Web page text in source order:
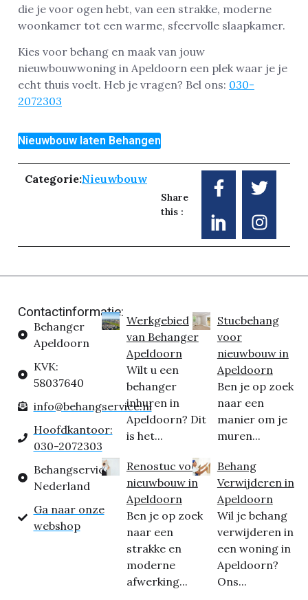
die je voor ogen hebt, van een strakke, moderne
woonkamer tot een warme, sfeervolle slaapkamer.
Kies voor behang en maak van jouw
nieuwbouwwoning in Apeldoorn een plek waar je je
echt thuis voelt. Heb je vragen? Bel ons: 030-
2072303
Nieuwbouw laten Behangen
Categorie:Nieuwbouw
Share
this :
Contactinformatie:
Behanger
Apeldoorn
KVK:
58037640
info@behangservice.nl
Hoofdkantoor:
030-2072303
Behangservice
Nederland
Ga naar onze
webshop
Werkgebied
van Behanger
Apeldoorn
Wilt u een
behanger
inhuren in
Apeldoorn? Dit
is het...
Renostuc voor
nieuwbouw in
Apeldoorn
Ben je op zoek
naar een
strakke en
moderne
afwerking...
Stucbehang
voor
nieuwbouw in
Apeldoorn
Ben je op zoek
naar een
manier om je
muren...
Behang
Verwijderen in
Apeldoorn
Wil je behang
verwijderen in
een woning in
Apeldoorn?
Ons...